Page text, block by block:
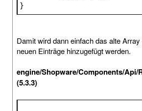
}
Damit wird dann einfach das alte
neuen Einträge hinzugefügt werden.
engine/Shopware/Components/
(5.3.3)